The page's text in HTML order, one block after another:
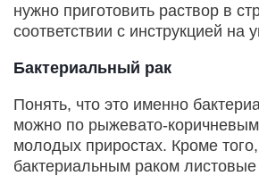
нужно приготовить раствор в
соответствии с инструкцией на
Бактериальный рак
Понять, что это именно
можно по рыжевато-
молодых приростах. Кроме
бактериальным раком листовые